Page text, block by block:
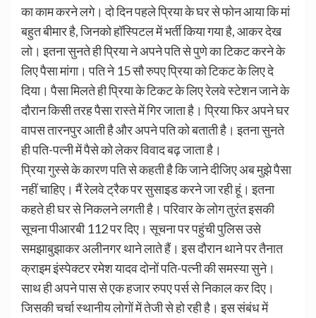
का काम करने लगे। दो दिन पहले प्रिया के घर से फोन आया कि मां
बहुत बीमार है, जिनको हॉस्पिटल में भर्ती किया गया है, आकर देख
लो। इतना सुनते ही प्रिया ने अपने पति से पुणे का टिकट करने के
लिए पैसा मांगा। पति ने 15 सौ रुपए प्रिया को टिकट के लिए दे
दिया। पैसा मिलते ही प्रिया के टिकट के लिए रेलवे स्टेशन जाने के
दौरान किसी तरह पैसा रास्ते में गिर जाता है। प्रिया फिर अपने घर
वापस तारनपुर आती है और अपने पति को बताती है। इतना सुनते
ही पति-पत्नी में पैसे को लेकर विवाद बढ़ जाता है।
प्रिया गुस्से के कारण पति से कहती है कि जाने दीजिए अब मुझे पैसा
नहीं चाहिए। मैं रेलवे ट्रैक पर सुसाइड करने जा रही हूं। इतना
कहते ही घर से निकलने लगती है। परिवार के लोग तुरंत इसकी
सूचना पीआरबी 112 पर दिए। सूचना पर पहुंची पुलिस उसे
समझाबुझाकर अलीनगर थाने लाते हैं। इस दौरान थाने पर तैनात
क्राइम इंस्पेक्टर रमेश यादव दोनों पति-पत्नी की समस्या सुने।
साथ ही अपने पास से एक हजार रुपए पर्स से निकाल कर दिए।
जिसकी चर्चा स्थानीय लोगों में तेजी से हो रही है। इस संबंध में